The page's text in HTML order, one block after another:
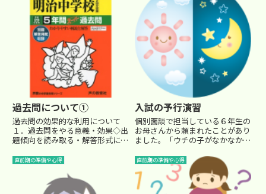
で長かった塾生活を感慨深く振り
返る子もいる中、 「早く受験来...
過去問について①
過去問の効果的な利用について
１．過去問をやる意義・効果◇出
題傾向を読み取る・解答形式に慣
あります。 それは、 「どんな生
ことの表れでもあります。 過去
問をやるのは、もちろんどれ位
入試の予行演習
個別面談で担当している６年生の
お母さんから頼まれたことがあり
ました。「ウチの子がなかなか朝
勉強しているようですが…。やっ
ぱりそろそろ朝型にした方がいい
んですよね…。先生からも言って
やってください」 お母さんのお...
直前期の準備や心得 直前期の準備や心得